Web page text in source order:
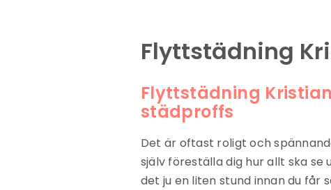
Flyttstädning
Flyttstädning
städproffs
Det är oftast roligt och
själv föreställa dig hur allt ska
det ju en liten stund innan du får